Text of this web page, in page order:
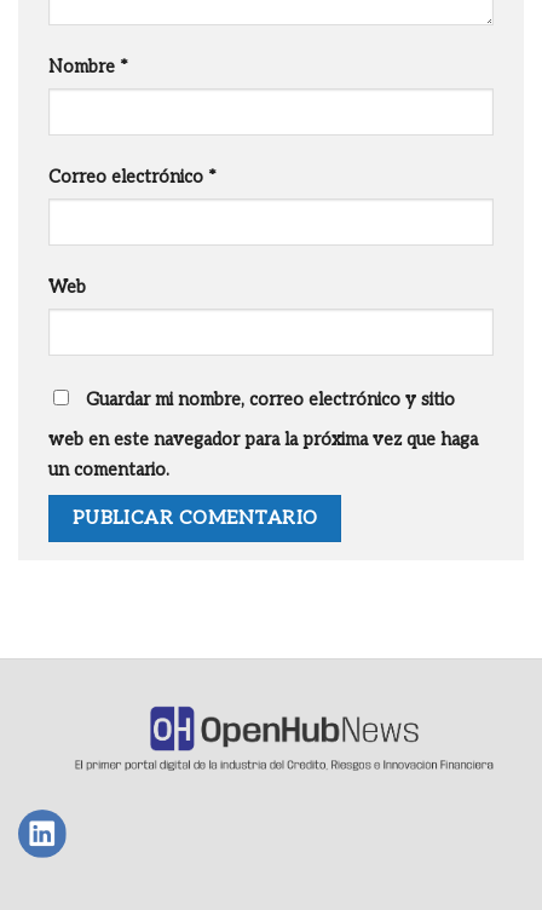
Nombre *
Correo electrónico *
Web
Guardar mi nombre, correo electrónico y sitio
web en este navegador para la próxima vez que haga
un comentario.